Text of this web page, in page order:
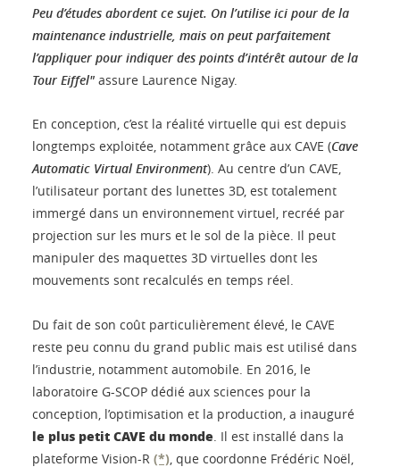
Peu d’études abordent ce sujet. On l’utilise ici pour de la
maintenance industrielle, mais on peut parfaitement
l’appliquer pour indiquer des points d’intérêt autour de la
Tour Eiffel" assure Laurence Nigay.
En conception, c’est la réalité virtuelle qui est depuis
longtemps exploitée, notamment grâce aux CAVE (Cave
Automatic Virtual Environment). Au centre d’un CAVE,
l’utilisateur portant des lunettes 3D, est totalement
immergé dans un environnement virtuel, recréé par
projection sur les murs et le sol de la pièce. Il peut
manipuler des maquettes 3D virtuelles dont les
mouvements sont recalculés en temps réel.
Du fait de son coût particulièrement élevé, le CAVE
reste peu connu du grand public mais est utilisé dans
l’industrie, notamment automobile. En 2016, le
laboratoire G-SCOP dédié aux sciences pour la
conception, l’optimisation et la production, a inauguré
le plus petit CAVE du monde . Il est installé dans la
plateforme Vision-R (*) , que coordonne Frédéric Noël,